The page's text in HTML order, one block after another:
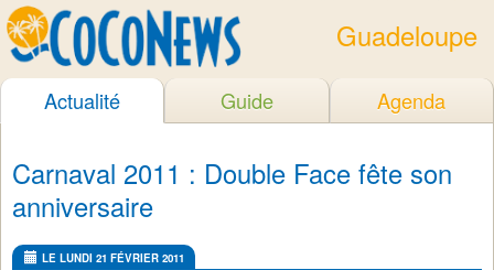
Guadeloupe
Actualité Guide Agenda
Carnaval 2011 : Double Face fête son
anniversaire
LE LUNDI 21 FÉVRIER 2011